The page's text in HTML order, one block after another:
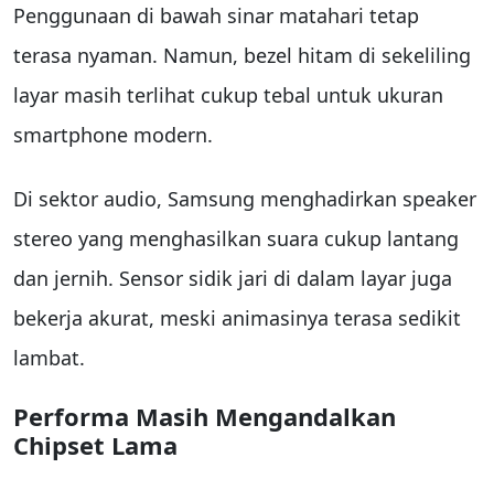
Penggunaan di bawah sinar matahari tetap
terasa nyaman. Namun, bezel hitam di sekeliling
layar masih terlihat cukup tebal untuk ukuran
smartphone modern.
Di sektor audio, Samsung menghadirkan speaker
stereo yang menghasilkan suara cukup lantang
dan jernih. Sensor sidik jari di dalam layar juga
bekerja akurat, meski animasinya terasa sedikit
lambat.
Performa Masih Mengandalkan
Chipset Lama